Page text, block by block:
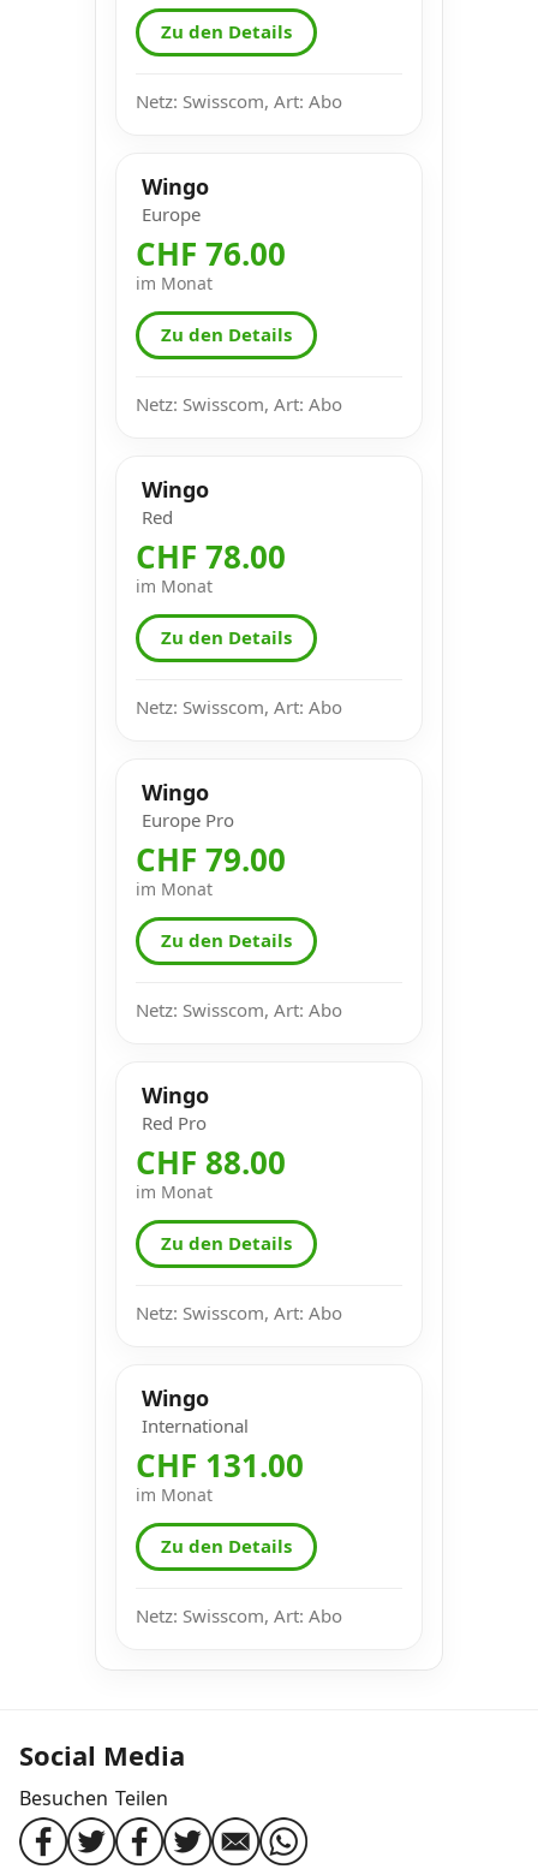
Zu den Details
Netz: Swisscom, Art: Abo
Wingo
Europe
CHF 76.00
im Monat
Zu den Details
Netz: Swisscom, Art: Abo
Wingo
Red
CHF 78.00
im Monat
Zu den Details
Netz: Swisscom, Art: Abo
Wingo
Europe Pro
CHF 79.00
im Monat
Zu den Details
Netz: Swisscom, Art: Abo
Wingo
Red Pro
CHF 88.00
im Monat
Zu den Details
Netz: Swisscom, Art: Abo
Wingo
International
CHF 131.00
im Monat
Zu den Details
Netz: Swisscom, Art: Abo
Social Media
Besuchen Teilen